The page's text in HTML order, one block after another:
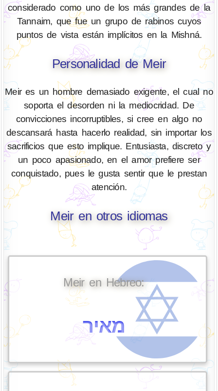
considerado como uno de los más grandes de la
Tannaim, que fue un grupo de rabinos cuyos
puntos de vista están implícitos en la Mishná.
Personalidad de Meir
Meir es un hombre demasiado exigente, el cual no
soporta el desorden ni la mediocridad. De
convicciones incorruptibles, si cree en algo no
descansará hasta hacerlo realidad, sin importar los
sacrificios que esto implique. Entusiasta, discreto y
un poco apasionado, en el amor prefiere ser
conquistado, pues le gusta sentir que le prestan
atención.
Meir en otros idiomas
Meir en Hebreo:
מאיר